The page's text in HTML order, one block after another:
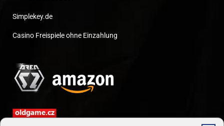
Simplekey.de
Casino Freispiele ohne Einzahlung